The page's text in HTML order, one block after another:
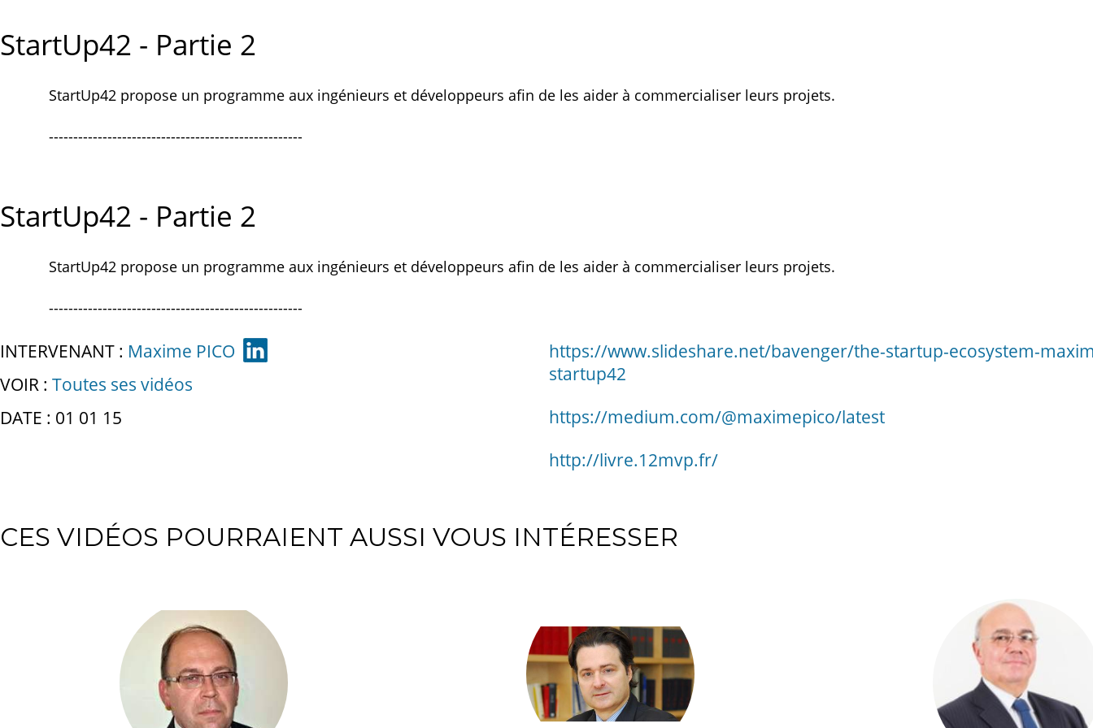
StartUp42 - Partie 2
StartUp42 propose un programme aux ingénieurs et développeurs afin de les aider à commercialiser leurs projets.
----------------------------------------------------
StartUp42 - Partie 2
StartUp42 propose un programme aux ingénieurs et développeurs afin de les aider à commercialiser leurs projets.
----------------------------------------------------
INTERVENANT : Maxime PICO
VOIR : Toutes ses vidéos
DATE : 01 01 15
https://www.slideshare.net/bavenger/the-startup-ecosystem-
startup42
https://medium.com/@maximepico/latest
http://livre.12mvp.fr/
CES VIDÉOS POURRAIENT AUSSI VOUS INTÉRESSER